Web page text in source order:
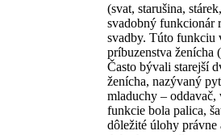
(svat, starušina,
svadobný funkcionár
svadby. Túto funkciu
príbuzenstva ženícha
Často bývali starejší
ženícha, nazývaný
mladuchy –
funkcie bola palica,
dôležité úlohy právne